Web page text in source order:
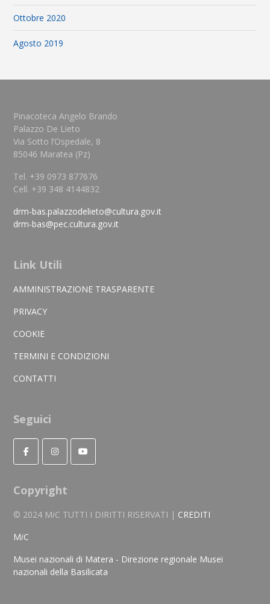
Ottobre 2020
Agosto 2019
Pinacoteca Angelo Brando
Palazzo De Lieto
Via Sotto l’Ospedale, 8
85046 Maratea (Pz)
Tel. +39 0973 877676
Cell. +39 348 4144832
drm-bas.palazzodelieto@cultura.gov.it
drm-bas@pec.cultura.gov.it
Link Utili
AMMINISTRAZIONE TRASPARENTE
PRIVACY
COOKIE
TERMINI E CONDIZIONI
CONTATTI
Seguici
Copyright
© 2024 MiC TUTTI I DIRITTI RISERVATI | CREDITI
MiC
Musei nazionali di Matera - Direzione regionale Musei
nazionali della Basilicata